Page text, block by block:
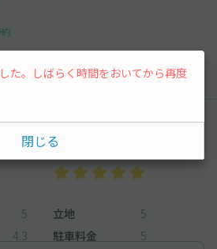
以降の空き状況は毎日24:00に更新されます。
5 立地
5
4.3 駐車料金
5
た。しばらく時間をおいてから再度
閉じる